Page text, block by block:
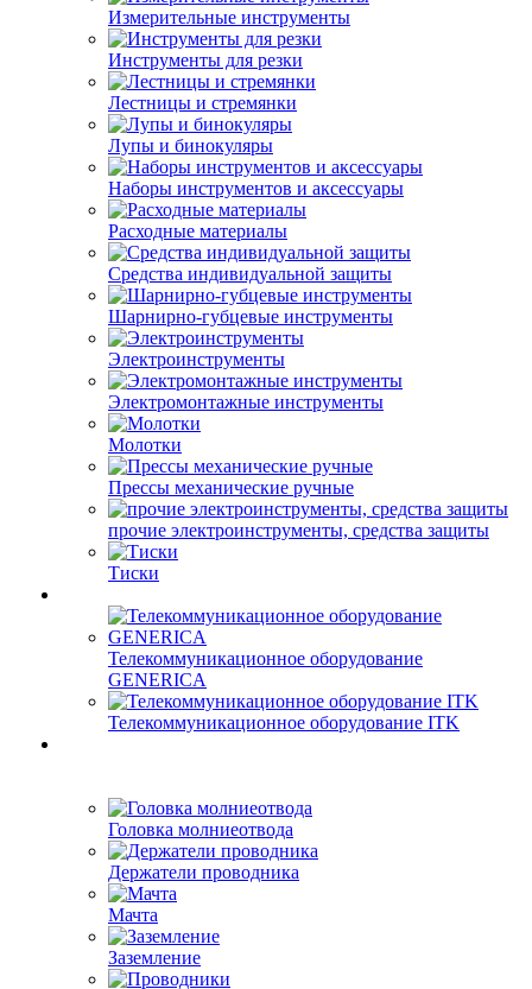
Измерительные инструменты
Инструменты для резки
Лестницы и стремянки
Лупы и бинокуляры
Наборы инструментов и аксессуары
Расходные материалы
Средства индивидуальной защиты
Шарнирно-губцевые инструменты
Электроинструменты
Электромонтажные инструменты
Молотки
Прессы механические ручные
прочие электроинструменты, средства защиты
Тиски
Телекоммуникационное оборудование
GENERICA
Телекоммуникационное оборудование ITK
Головка молниеотвода
Держатели проводника
Мачта
Заземление